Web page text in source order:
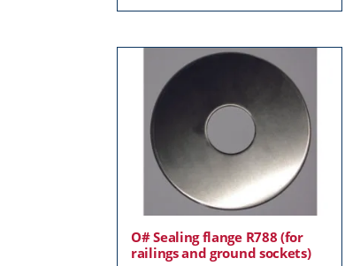
O# Sealing flange R788 (for
railings and ground sockets)